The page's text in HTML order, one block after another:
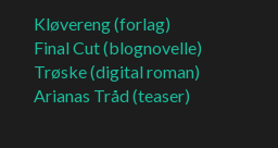
Kløvereng (forlag)
Final Cut (blognovelle)
Trøske (digital roman)
Arianas Tråd (teaser)